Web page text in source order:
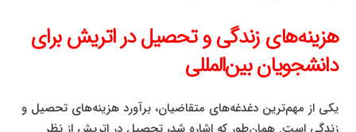
هزینه‌های زندگی و تحصیل در اتریش برای
دانشجویان بین‌المللی
یکی از مهم‌ترین دغدغه‌های متقاضیان، برآورد هزینه‌های تحصیل و